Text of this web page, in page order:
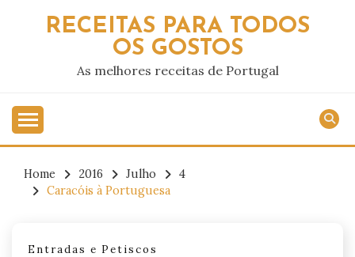
RECEITAS PARA TODOS
OS GOSTOS
As melhores receitas de Portugal
Home 2016 Julho
4
Caracóis à Portuguesa
Entradas e Petiscos